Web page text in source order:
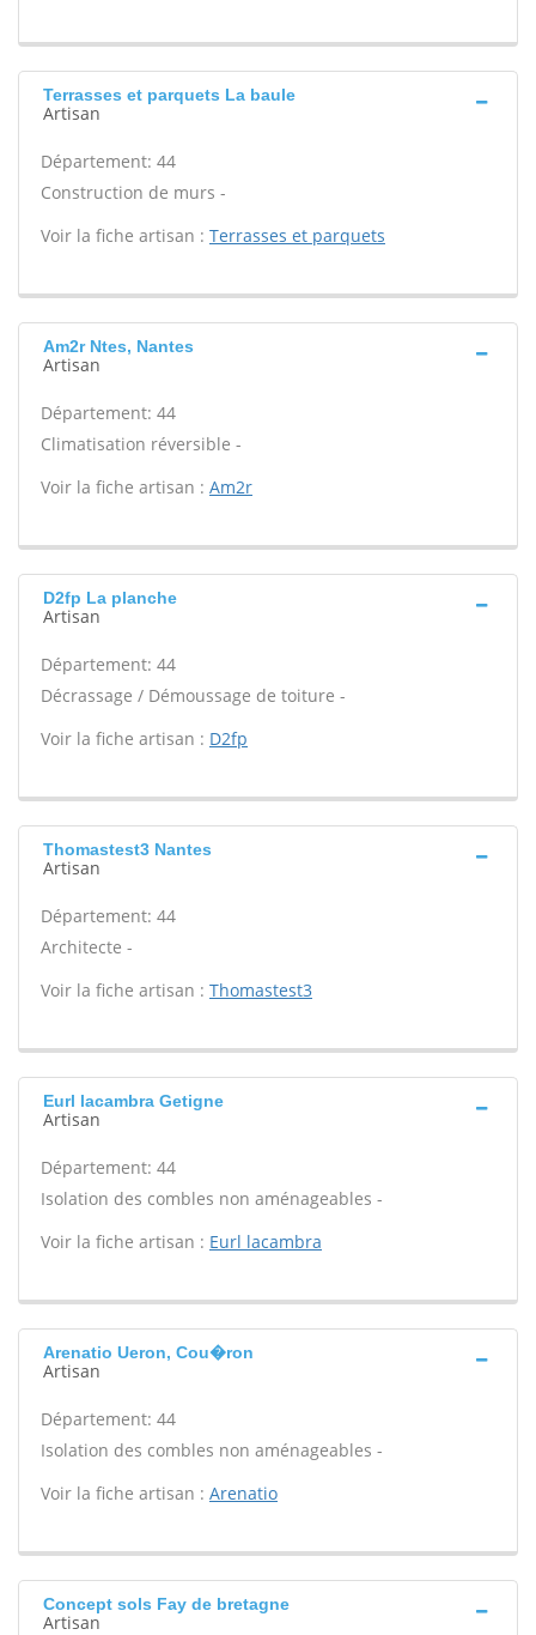
Terrasses et parquets La baule
Artisan
Département: 44
Construction de murs -
Voir la fiche artisan : Terrasses et parquets
Am2r Ntes, Nantes
Artisan
Département: 44
Climatisation réversible -
Voir la fiche artisan : Am2r
D2fp La planche
Artisan
Département: 44
Décrassage / Démoussage de toiture -
Voir la fiche artisan : D2fp
Thomastest3 Nantes
Artisan
Département: 44
Architecte -
Voir la fiche artisan : Thomastest3
Eurl lacambra Getigne
Artisan
Département: 44
Isolation des combles non aménageables -
Voir la fiche artisan : Eurl lacambra
Arenatio Ueron, Cou�ron
Artisan
Département: 44
Isolation des combles non aménageables -
Voir la fiche artisan : Arenatio
Concept sols Fay de bretagne
Artisan